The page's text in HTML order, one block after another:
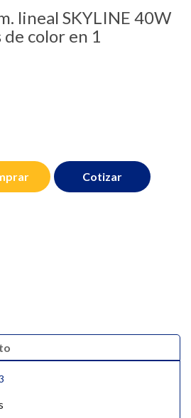
lineal SKYLINE 40W
color en 1
Cotizar